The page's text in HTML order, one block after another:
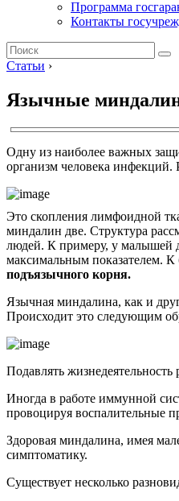
Программа
Контакты
Статьи ›
Язычные
Одну из наиболее важных
организм человека
Это скопления лимфоидной
миндалин две. Структура
людей. К примеру, у малышей
максимальным показателем. К
подъязычного корня.
Язычная миндалина, как и
Происходит это следующим
Подавлять
Иногда в работе иммунной
провоцируя воспалительные
Здоровая миндалина, имея
симптоматику.
Существует несколько